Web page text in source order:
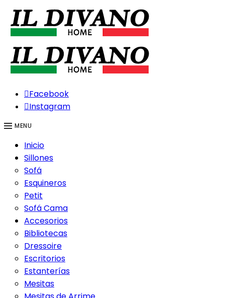
Facebook
Instagram
MENU
Inicio
Sillones
Sofá
Esquineros
Petit
Sofá Cama
Accesorios
Bibliotecas
Dressoire
Escritorios
Estanterías
Mesitas